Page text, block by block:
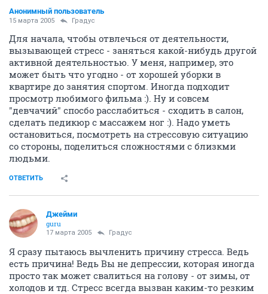
Анонимный пользователь
15 марта 2005 Градус
Для начала, чтобы отвлечься от деятельности,
вызывающей стресс - заняться какой-нибудь другой
активной деятельностью. У меня, например, это
может быть что угодно - от хорошей уборки в
квартире до занятия спортом. Иногда подходит
просмотр любимого фильма :). Ну и совсем
"девчачий" спосбо расслабиться - сходить в салон,
сделать педикюр с массажем ног :). Надо уметь
остановиться, посмотреть на стрессовую ситуацию
со стороны, поделиться сложностями с близкми
людьми.
ОТВЕТИТЬ
Джейми
guru
17 марта 2005 Градус
Я сразу пытаюсь вычленить причину стресса. Ведь
есть причина! Ведь Вы не депрессии, которая иногда
просто так может свалиться на голову - от зимы, от
холодов и тд. Стресс всегда вызван каким-то резким